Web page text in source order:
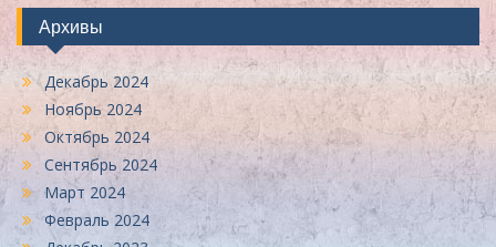
Архивы
Декабрь 2024
Ноябрь 2024
Октябрь 2024
Сентябрь 2024
Март 2024
Февраль 2024